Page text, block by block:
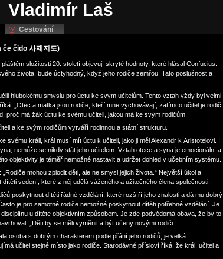
Vladimír Laš
Cestování
čido 사제지도)
složitosti 20. století objevují skryté hodnoty, které hlásal Confucius.
života, bude úctyhodný, když jeho rodiče zemřou. Tato poslušnost a
hlubokému smyslu pro úctu ke svým učitelům. Tento vztah vždy byl velmi
„Otec a matka jsou rodiče, kteří mne vychovávají, zatímco učitel je rodič,
proč má žák úctu ke svému učiteli, jakou má ke svým rodičům.
a ke svým rodičům vytváří rodinnou a státní strukturu.
svému králi, král musí mít úctu k učiteli, jako ji měl Alexandr k Aristotelovi. I
nemůže se nikdy stát jeho učitelem. Vztah otece a syna je emocionální a
objektivity je téměř nemožné nastavit a udržet dohled v učebním systému.
mohou zplodit děti, ale ne smysl jejich života.“ Největší úkol a
vedení, které z něj udělá váženého a užitečného člena společnosti.
poskytnout dítěti řádné vzdělání, které rozšíří jeho znalosti a dá mu dobrý
je pro samotné rodiče nemožné poskytnout dítěti potřebné vzdělání. Je
u dítěte objektivním způsobem. Je zde podvědomá obava, že by to
„Děti by se měli vyměnit a být učeny novými rodiči.“
osoba s dobrým charakterem podle přání jeho rodičů, je velká
učitel stejné místo jako rodiče. Starodávné přísloví říká, že král, učitel a